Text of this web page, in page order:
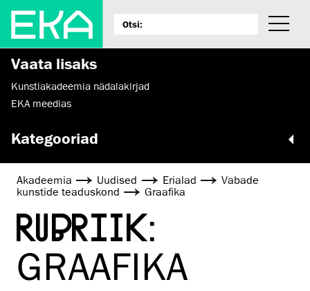
Vaata lisaks
Kunstiakadeemia nädalakirjad
EKA meedias
Kategooriad
Akadeemia Uudised Erialad
Vabade
kunstide teaduskond
Graafika
RUBRIIK:
GRAAFIKA